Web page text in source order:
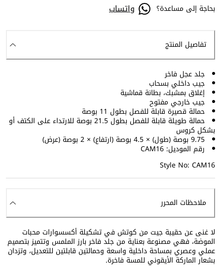
بحاجة إلى مساعدة؟ واتساب
تفاصيل المنتج
جلد عجل فاخر
جيب داخلي بسحاب
إغلاق بمشبك، بطانة قماشية
جيب خارجي مفتوح
حمالة قصيرة قابلة للفصل بطول 11 بوصة
حمالة طويلة قابلة للفصل بطول 21.5 بوصة للارتداء على الكتف أو
بشكل كروس
9.75 بوصة (طول) × 4.5 بوصة (ارتفاع) × 2 بوصة (عرض)
رقم الموديل: CAM16
Style No: CAM16
ملاحظات المحرر
لا غنى عن حقيبة جيت من كوتش في تشكيلة أكسسوارات محبات
الموضة، فهي مصنوعة بعناية من جلد فاخر بارز الملمس وتتميز بتصميم
عملي وعصري بمساحة داخلية واسعة وحمالتين قابلتين للتعديل، وتزدان
بشعار الماركة الأيقوني للمسة فاخرة.